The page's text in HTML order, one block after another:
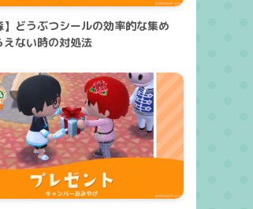
】どうぶつシールの効率的な集め
えない時の対処法